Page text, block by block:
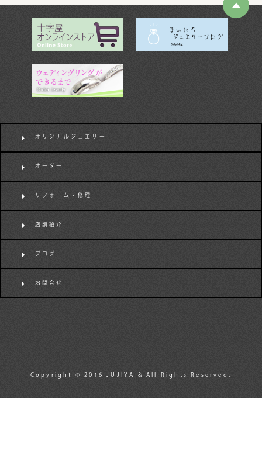
オリジナルジュエリー
オーダー
リフォーム・修理
店舗紹介
ブログ
お問合せ
Copyright © 2016 JUJIYA & All Rights Reserved.